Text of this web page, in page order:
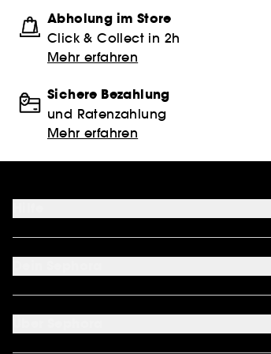
Abholung im Store
Click & Collect in 2h
Mehr erfahren
Sichere Bezahlung
und Ratenzahlung
Mehr erfahren
FAQ
Kontakt
Mein Konto
Sephora Unlimited